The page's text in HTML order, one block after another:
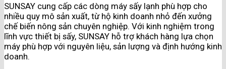
SUNSAY cung cấp các dòng máy sấy lạnh phù hợp cho
nhiều quy mô sản xuất, từ hộ kinh doanh nhỏ đến xưởng
chế biến nông sản chuyên nghiệp. Với kinh nghiệm trong
lĩnh vực thiết bị sấy, SUNSAY hỗ trợ khách hàng lựa chọn
máy phù hợp với nguyên liệu, sản lượng và định hướng kinh
doanh.